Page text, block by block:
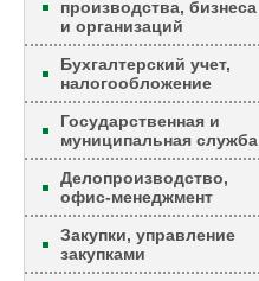
производства, бизнеса
и организаций
Бухгалтерский учет,
налогообложение
Государственная и
муниципальная служба
Делопроизводство,
офис-менеджмент
Закупки, управление
закупками